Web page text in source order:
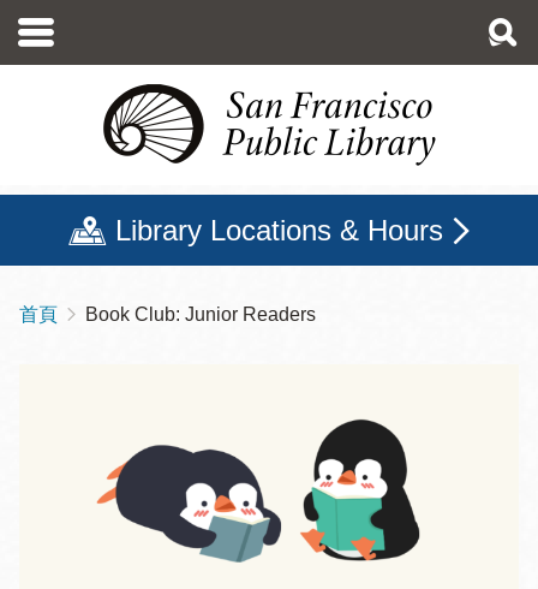
至
Library Locations & Hours
導
首頁 Book Club: Junior Readers